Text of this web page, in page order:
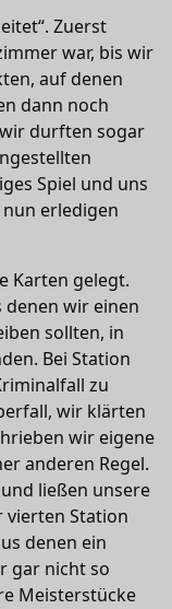
Zuerst
war, bis wir
auf denen
dann noch
durften sogar
Spiel und uns
erledigen
Karten gelegt.
denen wir einen
sollten, in
Bei Station
zu
wir klärten
wir eigene
anderen Regel.
ließen unsere
vierten Station
denen ein
gar nicht so
Meisterstücke